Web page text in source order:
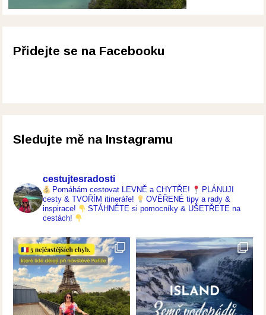
Přidejte se na Facebooku
Sledujte mě na Instagramu
cestujtesradosti
Pomáhám cestovat LEVNĚ a CHYTŘE!
PLÁNUJI
cesty & TVOŘÍM itineráře!
OVĚŘENÉ tipy a rady &
inspirace!
STÁHNĚTE si pomocníky & UŠETŘETE na
cestách!